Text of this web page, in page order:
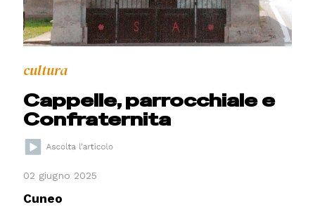
cultura
Cappelle, parrocchiale e
Confraternita
02 giugno 2025
Cuneo